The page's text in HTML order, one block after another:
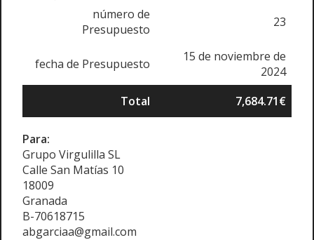
número de
Presupuesto
23
fecha de Presupuesto
15 de noviembre de
2024
Total
7,684.71€
Para:
Grupo Virgulilla SL
Calle San Matías 10
18009
Granada
B-70618715
abgarciaa@gmail.com